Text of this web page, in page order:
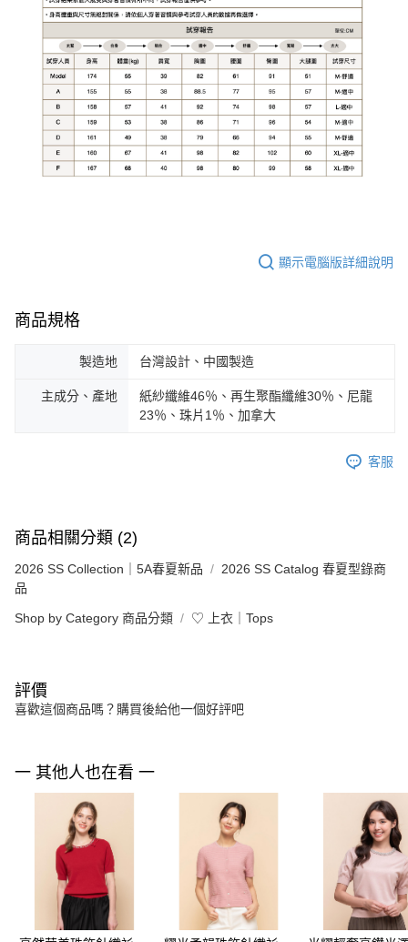
顯示電腦版詳細說明
商品規格
製造地 台灣設計、中國製造
主成分、產地
紙紗纖維46％、再生聚酯纖維30％、尼龍
23％、珠片1％、加拿大
客服
商品相關分類 (2)
2026 SS Collection｜5A春夏新品
2026 SS Catalog 春夏型錄商
品
Shop by Category 商品分類 ♡ 上衣｜Tops
評價
喜歡這個商品嗎？購買後給他一個好評吧
一 其他人也在看 一